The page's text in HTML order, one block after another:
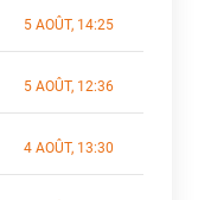
5 AOÛT, 14:25
5 AOÛT, 12:36
4 AOÛT, 13:30